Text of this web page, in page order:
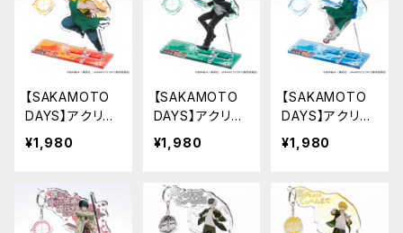
【SAKAMOTO
DAYS】アクリル
キーハンガー（坂
本 太郎 A）
¥1,980
【SAKAMOTO
DAYS】アクリル
キーハンガー（坂
本 太郎 B）
¥1,980
【SAKAMOTO
DAYS】アクリル
キーハンガー（朝
倉 シン）
¥1,980